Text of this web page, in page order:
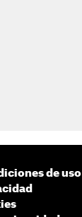
de uso